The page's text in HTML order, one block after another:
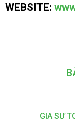
WEBSITE:
GIA SƯ